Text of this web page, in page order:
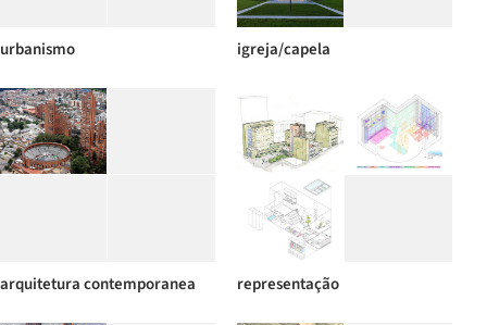
urbanismo igreja/capela
arquitetura contemporanea representação